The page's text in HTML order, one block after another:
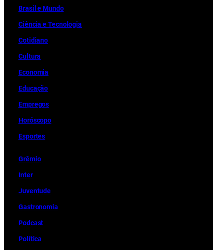
Brasil e Mundo
Ciência e Tecnologia
Cotidiano
Cultura
Economia
Educação
Empregos
Horóscopo
Esportes
Grêmio
Inter
Juventude
Gastronomia
Podcast
Política